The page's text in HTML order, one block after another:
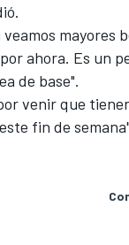
veamos mayores
ahora. Es un
de base".
venir que
fin de